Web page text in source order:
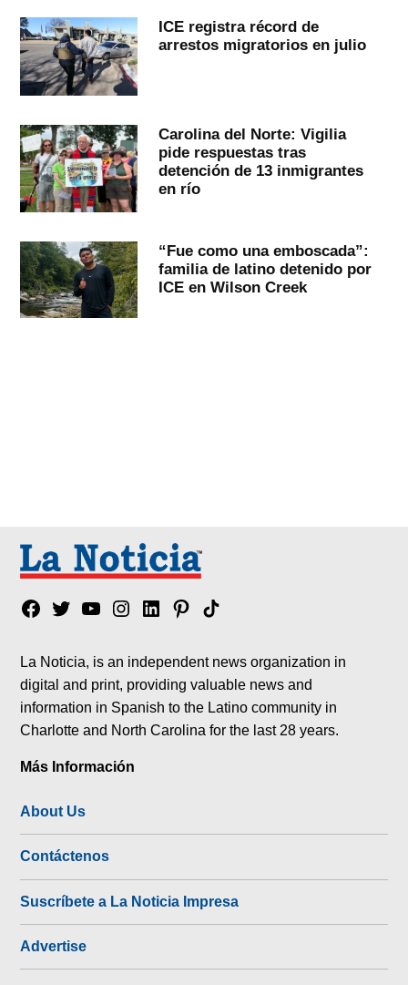
ICE registra récord de
arrestos migratorios en julio
Carolina del Norte: Vigilia
pide respuestas tras
detención de 13 inmigrantes
en río
“Fue como una emboscada”:
familia de latino detenido por
ICE en Wilson Creek
Facebook
TwitterYouTubeInstagram
LinkedinPinterest
Tik
La Noticia, is an independent news organization in
digital and print, providing valuable news and
information in Spanish to the Latino community in
Charlotte and North Carolina for the last 28 years.
Más Información
About Us
Contáctenos
Suscríbete a La Noticia Impresa
Advertise